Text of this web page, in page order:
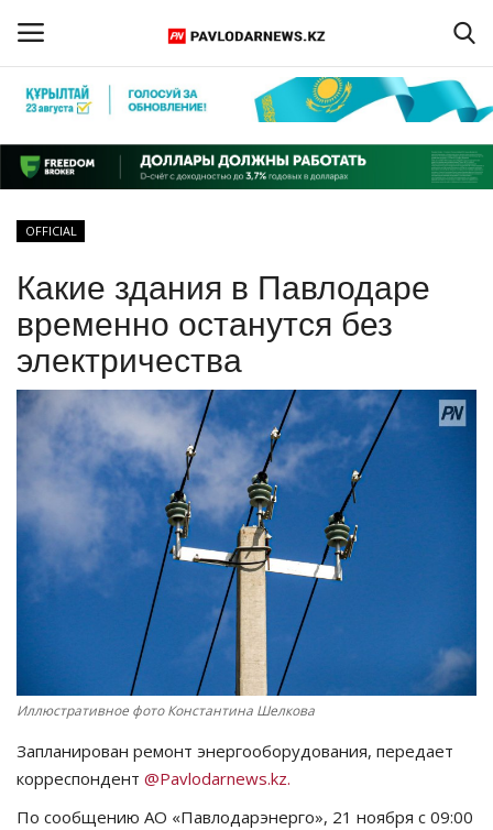
Регистрация
Главная
ПАВЛОДАРСКАЯ ОБЛАСТЬ
КАЗАХСТАН
МИР
СПЕЦПРОЕКТЫ
СПОРТ
Чек-лист
РАЗВЛЕЧЕНИЯ
OFFICIAL
Курултай
Язык
OFFICIAL
Какие здания в Павлодаре
временно останутся без
электричества
Иллюстративное фото Константина Шелкова
Запланирован ремонт энергооборудования, передает
корреспондент @Pavlodarnews.kz.
По сообщению АО «Павлодарэнерго», 21 ноября с 09:00